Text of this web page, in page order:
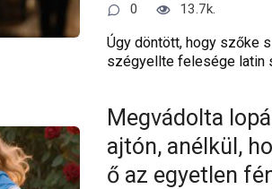
0 13.7k.
Úgy döntött, hogy szőke
szégyellte felesége latin
Megvádolta
ajtón, anélkül,
ő az egyetlen